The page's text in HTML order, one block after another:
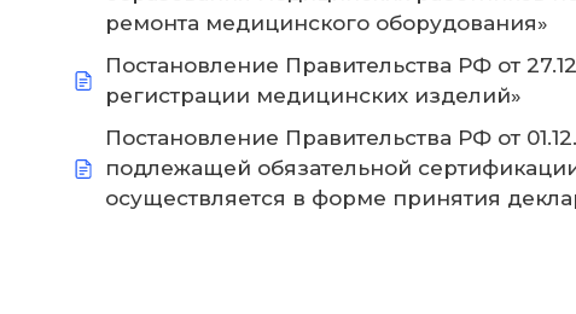
ремонта медицинского оборудования»
Постановление Правительства РФ от
регистрации медицинских изделий»
Постановление Правительства РФ от
подлежащей обязательной
осуществляется в форме принятия